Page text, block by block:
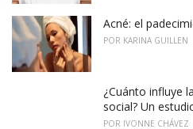
Acné: el
POR KARINA GUILLEN
¿Cuánto influye
social? Un
POR IVONNE CHÁVEZ